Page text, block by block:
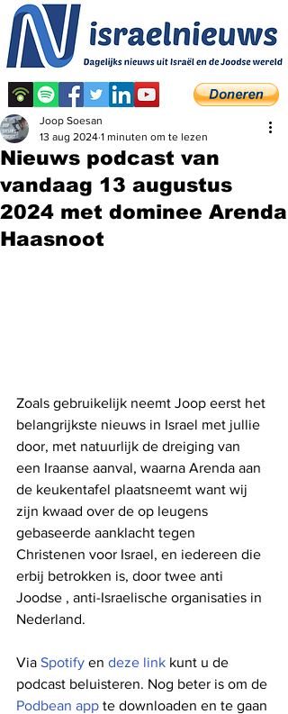
Nieuws podcast van
vandaag 13 augustus
2024 met dominee Arenda
Haasnoot
Joop Soesan
13 aug 2024 1 minuten om te lezen
Zoals gebruikelijk neemt Joop eerst het
belangrijkste nieuws in Israel met jullie
door, met natuurlijk de dreiging van
een Iraanse aanval, waarna Arenda aan
de keukentafel plaatsneemt want wij
zijn kwaad over de op leugens
gebaseerde aanklacht tegen
Christenen voor Israel, en iedereen die
erbij betrokken is, door twee anti
Joodse , anti-Israelische organisaties in
Nederland.
Via Spotify en deze link kunt u de
podcast beluisteren. Nog beter is om de
Podbean app te downloaden en te gaan